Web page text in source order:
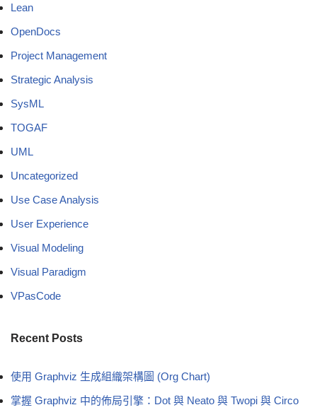
Lean
OpenDocs
Project Management
Strategic Analysis
SysML
TOGAF
UML
Uncategorized
Use Case Analysis
User Experience
Visual Modeling
Visual Paradigm
VPasCode
Recent Posts
使用 Graphviz 生成組織架構圖 (Org Chart)
掌握 Graphviz 中的佈局引擎：Dot 與 Neato 與 Twopi 與 Circo